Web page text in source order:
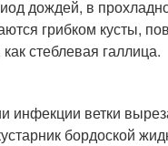
дождей, в
грибком кусты,
стеблевая галлица.
инфекции ветки
бордоской